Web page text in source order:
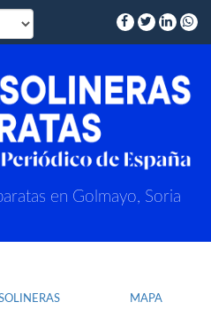
en Golmayo, Soria
MAPA